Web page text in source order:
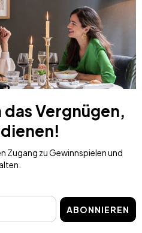
das Vergnügen,
Zugang zu Gewinnspielen und
ABONNIEREN